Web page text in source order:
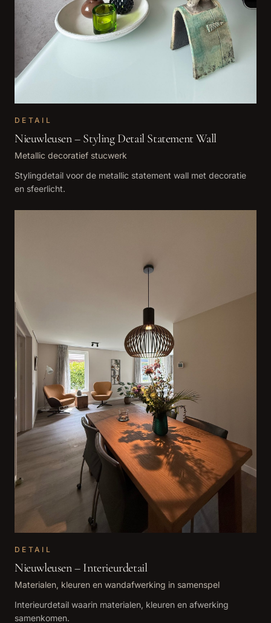
DETAIL
Nieuwleusen – Styling Detail Statement Wall
Metallic decoratief stucwerk
Stylingdetail voor de metallic statement wall met decoratie
en sfeerlicht.
DETAIL
Nieuwleusen – Interieurdetail
Materialen, kleuren en wandafwerking in samenspel
Interieurdetail waarin materialen, kleuren en afwerking
samenkomen.